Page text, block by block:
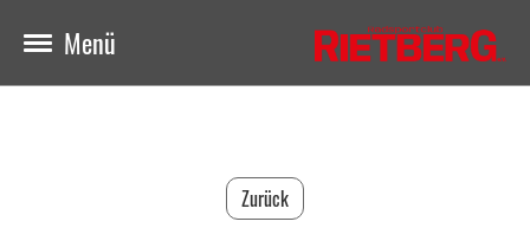
Menü
Zurück